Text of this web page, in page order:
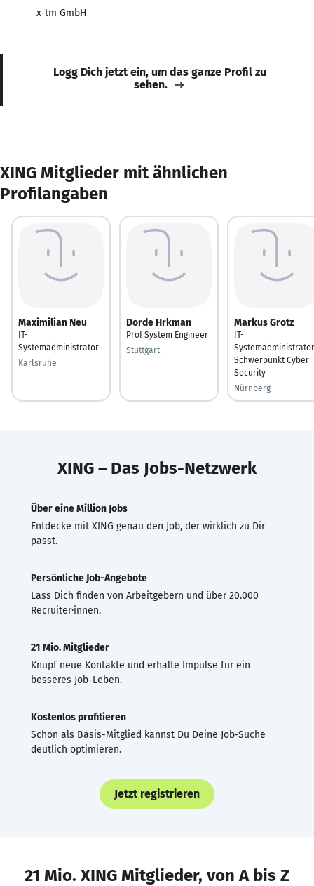
x-tm GmbH
Logg Dich jetzt ein, um das ganze Profil zu
sehen.
XING Mitglieder mit ähnlichen
Profilangaben
Maximilian Neu
IT-
Systemadministrator
Karlsruhe
Dorde Hrkman
Prof System Engineer
Stuttgart
Markus Grotz
IT-
Schwerpunkt Cyber
Security
Nürnberg
XING – Das Jobs-Netzwerk
Über eine Million Jobs
Entdecke mit XING genau den Job, der wirklich zu Dir
passt.
Persönliche Job-Angebote
Lass Dich finden von Arbeitgebern und über 20.000
Recruiter·innen.
21 Mio. Mitglieder
Knüpf neue Kontakte und erhalte Impulse für ein
besseres Job-Leben.
Kostenlos profitieren
Schon als Basis-Mitglied kannst Du Deine Job-Suche
deutlich optimieren.
Jetzt registrieren
21 Mio. XING Mitglieder, von A bis Z